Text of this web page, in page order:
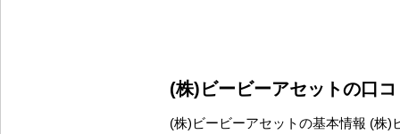
(株)ビービーアセットの口
(株)ビービーアセットの基本情報 (株)